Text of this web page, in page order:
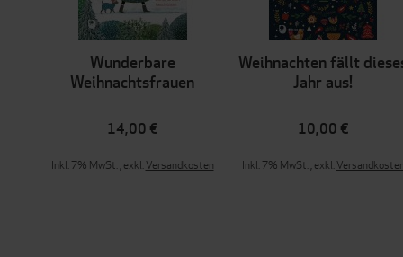
Wunderbare
Weihnachtsfrauen
14,00 €
Inkl. 7% MwSt.,exkl.Versandkosten
Weihnachten fällt
Jahr aus!
10,00 €
Inkl. 7% MwSt.,exkl.Versandkosten